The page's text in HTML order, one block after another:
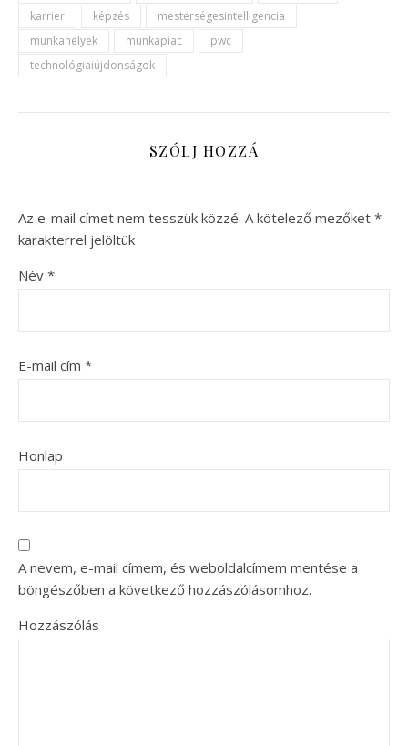
karrier
képzés
mesterségesintelligencia
munkahelyek
munkapiac
pwc
technológiaiújdonságok
SZÓLJ HOZZÁ
Az e-mail címet nem tesszük közzé. A kötelező mezőket *
karakterrel jelöltük
Név *
E-mail cím *
Honlap
A nevem, e-mail címem, és weboldalcímem mentése a
böngészőben a következő hozzászólásomhoz.
Hozzászólás